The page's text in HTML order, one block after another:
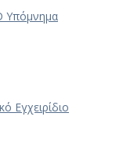
Υπόμνημα
Εγχειρίδιο